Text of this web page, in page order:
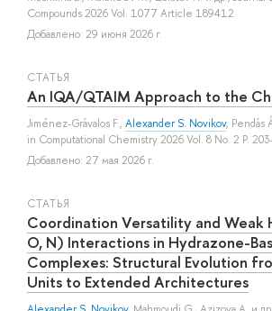
Compounds 2026 Vol. 1077 Article 189412
Добавлено: 29 июня 2026 г.
СТАТЬЯ
An IQA/QTAIM Approach to the
Jiménez-Grávalos F., Alexander S. Novikov, Pendás
in Computational Chemistry 2026 Vol. 8 No. 2 P.
Добавлено: 27 мая 2026 г.
СТАТЬЯ
Coordination Versatility and Weak
O, N) Interactions in Hydrazone-
Complexes: Structural Evolution
Units to Extended Architectures